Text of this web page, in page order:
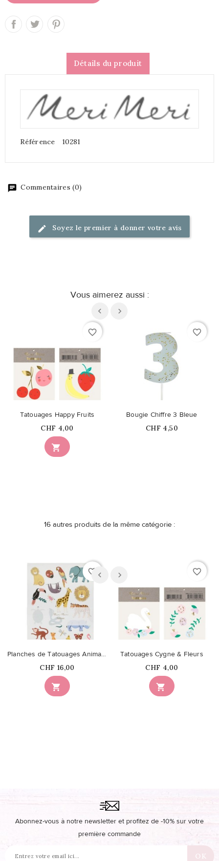
Détails du produit
Référence 10281
Commentaires (0)
Soyez le premier à donner votre avis
Vous aimerez aussi :
favorite_border

Tatouages Happy Fruits
Prix
CHF 4,00
favorite_border
Bougie Chiffre 3 Bleue
Prix
CHF 4,50
16 autres produits de la même catégorie :
favorite_border

Planches de Tatouages Animaux
Prix
CHF 16,00
favorite_border

Tatouages Cygne & Fleurs
Prix
CHF 4,00
Abonnez-vous à notre newsletter et profitez de -10% sur votre
première commande